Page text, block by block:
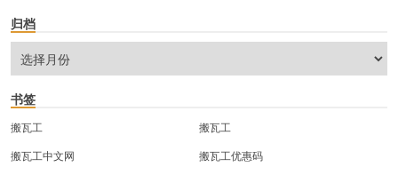
归档
书签
搬瓦工
搬瓦工
搬瓦工中文网
搬瓦工优惠码